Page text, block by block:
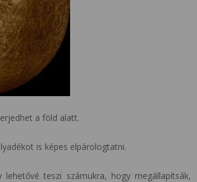
a föld alatt.
is képes elpárologtatni.
teszi számukra, hogy megállapítsák,